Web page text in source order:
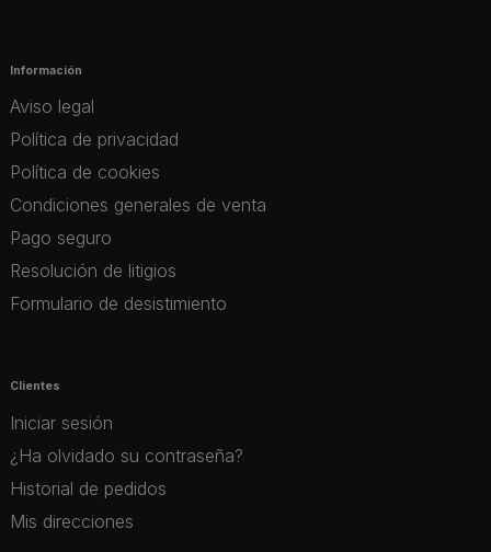
Información
Aviso legal
Política de privacidad
Política de cookies
Condiciones generales de venta
Pago seguro
Resolución de litigios
Formulario de desistimiento
Clientes
Iniciar sesión
¿Ha olvidado su contraseña?
Historial de pedidos
Mis direcciones